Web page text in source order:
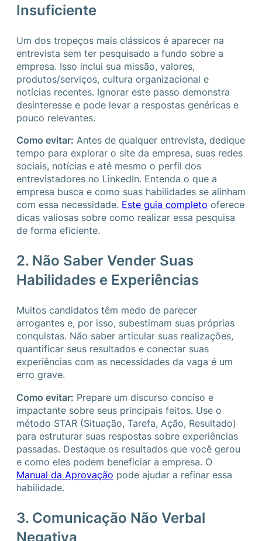
Insuficiente
Um dos tropeços mais clássicos é aparecer na
entrevista sem ter pesquisado a fundo sobre a
empresa. Isso inclui sua missão, valores,
produtos/serviços, cultura organizacional e
notícias recentes. Ignorar este passo demonstra
desinteresse e pode levar a respostas genéricas e
pouco relevantes.
Como evitar: Antes de qualquer entrevista, dedique
tempo para explorar o site da empresa, suas redes
sociais, notícias e até mesmo o perfil dos
entrevistadores no LinkedIn. Entenda o que a
empresa busca e como suas habilidades se alinham
com essa necessidade. Este guia completo oferece
dicas valiosas sobre como realizar essa pesquisa
de forma eficiente.
2. Não Saber Vender Suas
Habilidades e Experiências
Muitos candidatos têm medo de parecer
arrogantes e, por isso, subestimam suas próprias
conquistas. Não saber articular suas realizações,
quantificar seus resultados e conectar suas
experiências com as necessidades da vaga é um
erro grave.
Como evitar: Prepare um discurso conciso e
impactante sobre seus principais feitos. Use o
método STAR (Situação, Tarefa, Ação, Resultado)
para estruturar suas respostas sobre experiências
passadas. Destaque os resultados que você gerou
e como eles podem beneficiar a empresa. O
Manual da Aprovação pode ajudar a refinar essa
habilidade.
3. Comunicação Não Verbal
Negativa